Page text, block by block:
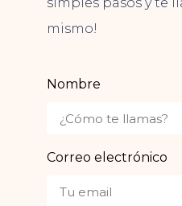
mismo!
Nombre
Correo electrónico